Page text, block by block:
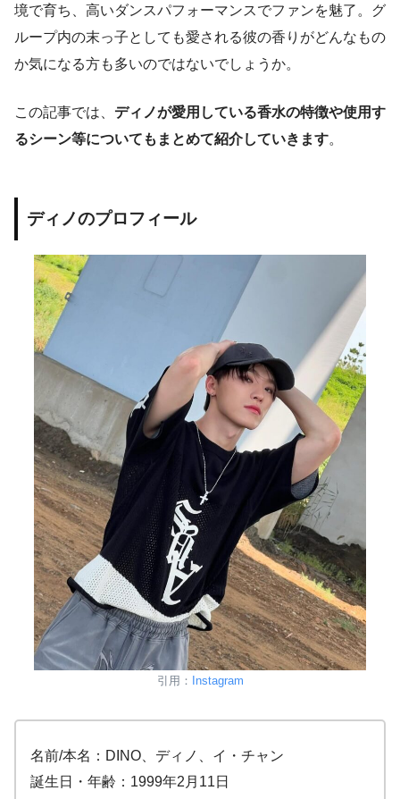
境で育ち、高いダンスパフォーマンスでファンを魅了。グ
ループ内の末っ子としても愛される彼の香りがどんなもの
か気になる方も多いのではないでしょうか。
この記事では、 ディノが愛用している香水の特徴や使用す
るシーン等についてもまとめて紹介していきます。
ディノのプロフィール
引用： Instagram
名前/本名：DINO、ディノ、イ・チャン
誕生日・年齢：1999年2月11日